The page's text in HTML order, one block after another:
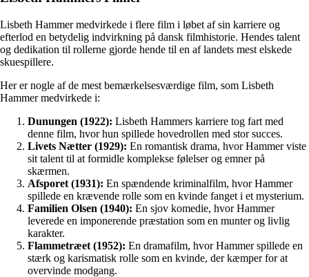
Lisbeth Hammer medvirkede i flere film i løbet af sin karriere og
efterlod en betydelig indvirkning på dansk filmhistorie. Hendes talent
og dedikation til rollerne gjorde hende til en af landets mest elskede
skuespillere.
Her er nogle af de mest bemærkelsesværdige film, som Lisbeth
Hammer medvirkede i:
Dunungen (1922): Lisbeth Hammers karriere tog fart med
denne film, hvor hun spillede hovedrollen med stor succes.
Livets Nætter (1929): En romantisk drama, hvor Hammer viste
sit talent til at formidle komplekse følelser og emner på
skærmen.
Afsporet (1931): En spændende kriminalfilm, hvor Hammer
spillede en krævende rolle som en kvinde fanget i et mysterium.
Familien Olsen (1940): En sjov komedie, hvor Hammer
leverede en imponerende præstation som en munter og livlig
karakter.
Flammetræet (1952): En dramafilm, hvor Hammer spillede en
stærk og karismatisk rolle som en kvinde, der kæmper for at
overvinde modgang.